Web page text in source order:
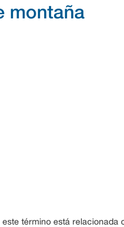
montaña
término está